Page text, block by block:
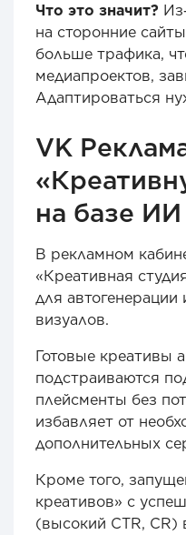
Что это значит?
на сторонние
больше трафика,
медиапроектов,
Адаптироваться
VK
на базе ИИ
В рекламном
«Креативная
для
визуалов.
Готовые креативы
подстраиваются
плейсменты без
избавляет от
дополнительных
Кроме того,
креативов» с
(высокий CTR, CR)